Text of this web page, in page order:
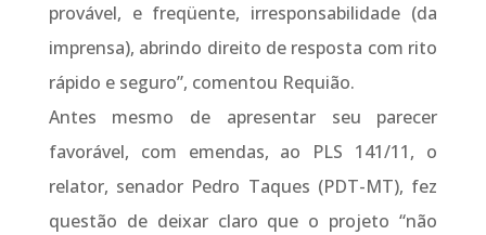
provável, e freqüente, irresponsabilidade (da
imprensa), abrindo direito de resposta com rito
rápido e seguro”, comentou Requião.
Antes mesmo de apresentar seu parecer
favorável, com emendas, ao PLS 141/11, o
relator, senador Pedro Taques (PDT-MT), fez
questão de deixar claro que o projeto “não